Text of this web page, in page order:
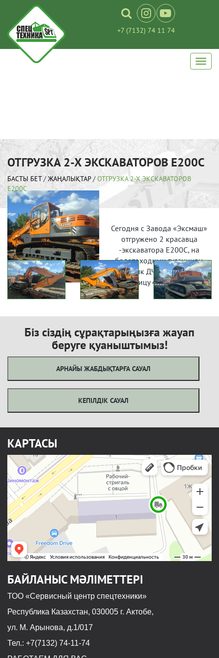
+7 (7132) 74 11 74
ОТГРУЗКА 2-Х ЭКСКАВАТОРОВ Е200С
БАСТЫ БЕТ / ЖАҢАЛЫҚТАР / ОТГРУЗКА 2-Х ЭКСКАВАТОРОВ
Е200С
Сегодня с Завода «Эксмаш»
отгружено 2 красавца
-экскаватора Е200С, на
болотоходных гусеницах.
Заказчик ДЧС ЗКО. Цена за
единицу 45 млн тенге.
Біз сіздің сұрақтарыңызға жауап
беруге қуаныштымыз!
АРНАЙЫ ЖАБДЫҚТАРҒА САУАЛ
КЕПІЛДІК САУАЛ
КАРТАСЫ
БАЙЛАНЫС МӘЛІМЕТТЕРІ
ТОО «Сервисный центр спецтехники»
Республика Казахстан, 030005 г. Актобе,
ул. М. Арынова, д.1/017
Тел.: +7(7132) 74-11-74